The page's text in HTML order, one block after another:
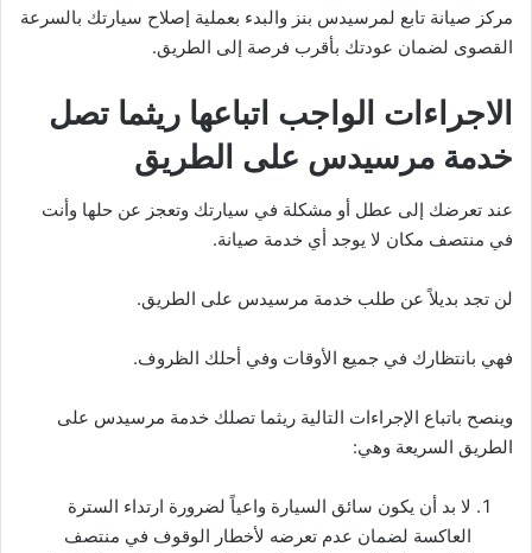
مركز صيانة تابع لمرسيدس بنز والبدء بعملية إصلاح سيارتك بالسرعة
القصوى لضمان عودتك بأقرب فرصة إلى الطريق.
الاجراءات الواجب اتباعها ريثما تصل
خدمة مرسيدس على الطريق
عند تعرضك إلى عطل أو مشكلة في سيارتك وتعجز عن حلها وأنت
في منتصف مكان لا يوجد أي خدمة صيانة.
لن تجد بديلاً عن طلب خدمة مرسيدس على الطريق.
فهي بانتظارك في جميع الأوقات وفي أحلك الظروف.
وينصح باتباع الإجراءات التالية ريثما تصلك خدمة مرسيدس على
الطريق السريعة وهي:
لا بد أن يكون سائق السيارة واعياً لضرورة ارتداء السترة
العاكسة لضمان عدم تعرضه لأخطار الوقوف في منتصف